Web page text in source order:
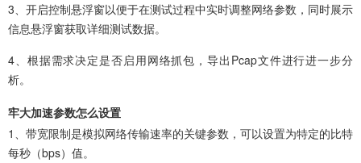
3、开启控制悬浮窗以便于在测试过程中实时调整网络参数，同时展示
信息悬浮窗获取详细测试数据。
4、根据需求决定是否启用网络抓包，导出Pcap文件进行进一步分
析。
牢大加速参数怎么设置
1、带宽限制是模拟网络传输速率的关键参数，可以设置为特定的比特
每秒（bps）值。